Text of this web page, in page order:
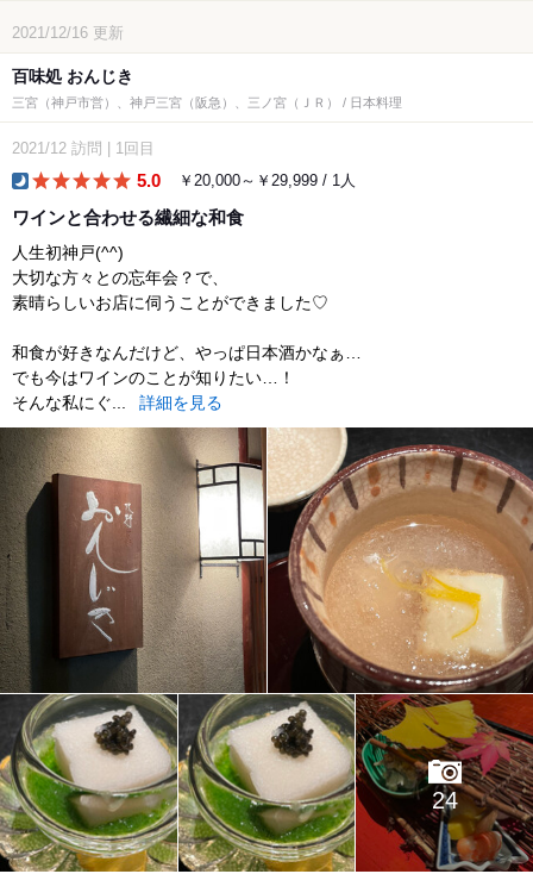
2021/12/16 更新
百味処 おんじき
三宮（神戸市営）、神戸三宮（阪急）、三ノ宮（ＪＲ） / 日本料理
2021/12 訪問 1回目
5.0 ￥20,000～￥29,999 / 1人
ワインと合わせる繊細な和食
人生初神戸(^^)
大切な方々との忘年会？で、
素晴らしいお店に伺うことができました♡
和食が好きなんだけど、やっぱ日本酒かなぁ…
でも今はワインのことが知りたい…！
そんな私にぐ...
詳細を見る
24